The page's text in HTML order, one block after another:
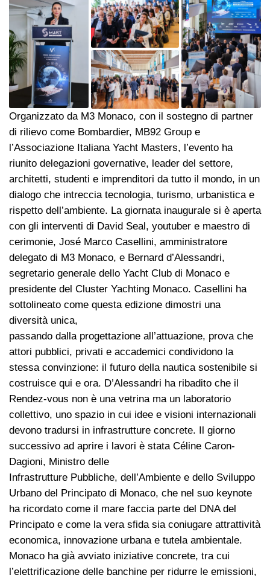
Organizzato da M3 Monaco, con il sostegno di partner
di rilievo come Bombardier, MB92 Group e
l’Associazione Italiana Yacht Masters, l’evento ha
riunito delegazioni governative, leader del settore,
architetti, studenti e imprenditori da tutto il mondo, in un
dialogo che intreccia tecnologia, turismo, urbanistica e
rispetto dell’ambiente. La giornata inaugurale si è aperta
con gli interventi di David Seal, youtuber e maestro di
cerimonie, José Marco Casellini, amministratore
delegato di M3 Monaco, e Bernard d’Alessandri,
segretario generale dello Yacht Club di Monaco e
presidente del Cluster Yachting Monaco. Casellini ha
sottolineato come questa edizione dimostri una
diversità unica,
passando dalla progettazione all’attuazione, prova che
attori pubblici, privati e accademici condividono la
stessa convinzione: il futuro della nautica sostenibile si
costruisce qui e ora. D’Alessandri ha ribadito che il
Rendez-vous non è una vetrina ma un laboratorio
collettivo, uno spazio in cui idee e visioni internazionali
devono tradursi in infrastrutture concrete. Il giorno
successivo ad aprire i lavori è stata Céline Caron-
Dagioni, Ministro delle
Infrastrutture Pubbliche, dell’Ambiente e dello Sviluppo
Urbano del Principato di Monaco, che nel suo keynote
ha ricordato come il mare faccia parte del DNA del
Principato e come la vera sfida sia coniugare attrattività
economica, innovazione urbana e tutela ambientale.
Monaco ha già avviato iniziative concrete, tra cui
l’elettrificazione delle banchine per ridurre le emissioni,